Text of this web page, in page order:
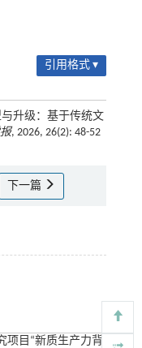
引用格式 ▾
升级：基于传统文
, 2026, 26(2): 48-52
下一篇
项目“新质生产力背